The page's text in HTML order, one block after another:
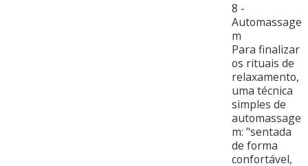
8 -
Automassage
m
Para finalizar
os rituais de
relaxamento,
uma técnica
simples de
automassage
m: "sentada
de forma
confortável,